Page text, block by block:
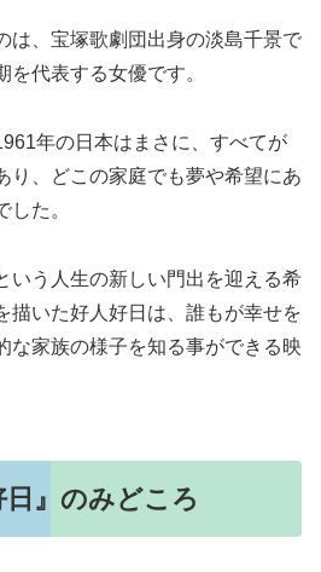
は、宝塚歌劇団出身の淡島千景で
代表する女優です。
年の日本はまさに、すべてが
り、どこの家庭でも夢や希望にあ
た。
いう人生の新しい門出を迎える希
描いた好人好日は、誰もが幸せを
な家族の様子を知る事ができる映
日』のみどころ